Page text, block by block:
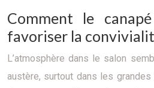
Comment le
favoriser la
L’atmosphère dans le salon
austère, surtout dans les